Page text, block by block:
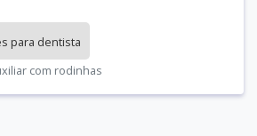
para dentista
com rodinhas